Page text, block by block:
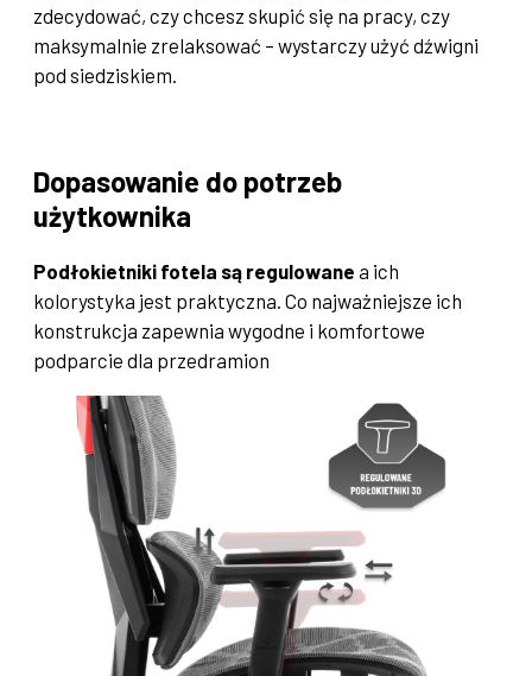
zdecydować, czy chcesz skupić się na pracy, czy
maksymalnie zrelaksować – wystarczy użyć dźwigni
pod siedziskiem.
Dopasowanie do potrzeb
użytkownika
Podłokietniki fotela są regulowane a ich
kolorystyka jest praktyczna. Co najważniejsze ich
konstrukcja zapewnia wygodne i komfortowe
podparcie dla przedramion